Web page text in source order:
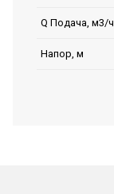
Q Подача, м3/ч
Напор, м